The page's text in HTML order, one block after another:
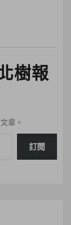
樹報
章。
訂閱